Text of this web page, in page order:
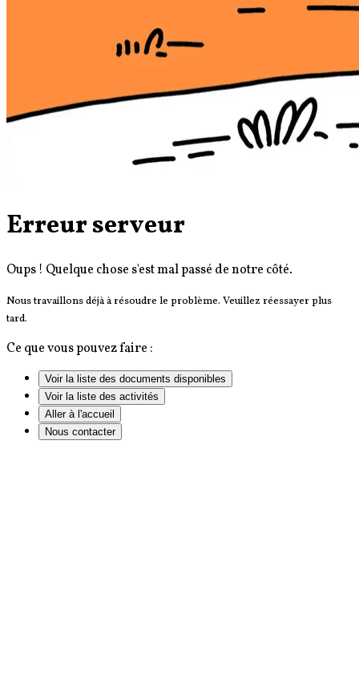
Erreur serveur
Oups ! Quelque chose s'est mal passé de notre côté.
Nous travaillons déjà à résoudre le problème. Veuillez réessayer plus
tard.
Ce que vous pouvez faire :
Voir la liste des documents disponibles
Voir la liste des activités
Aller à l'accueil
Nous contacter